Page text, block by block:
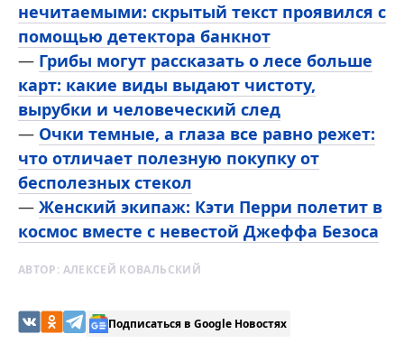
нечитаемыми: скрытый текст проявился с
помощью детектора банкнот
— Грибы могут рассказать о лесе больше
карт: какие виды выдают чистоту,
вырубки и человеческий след
— Очки темные, а глаза все равно режет:
что отличает полезную покупку от
бесполезных стекол
— Женский экипаж: Кэти Перри полетит в
космос вместе с невестой Джеффа Безоса
АВТОР: АЛЕКСЕЙ КОВАЛЬСКИЙ
Подписаться в Google Новостях